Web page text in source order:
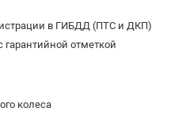
в ГИБДД (ПТС и ДКП)
гарантийной отметкой
колеса